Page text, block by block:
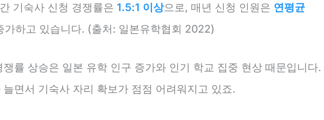
기숙사 신청 경쟁률은 1.5:1 이상으로, 매년 신청 인원은 연평균
가하고 있습니다. (출처: 일본유학협회 2022)
쟁률 상승은 일본 유학 인구 증가와 인기 학교 집중 현상 때문입니다.
늘면서 기숙사 자리 확보가 점점 어려워지고 있죠.